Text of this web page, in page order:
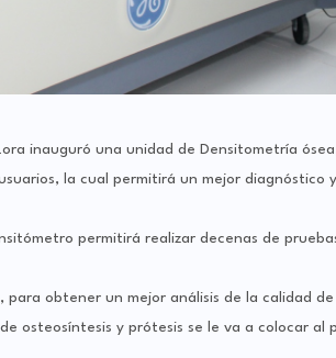
inauguró una unidad de Densitometría
la cual permitirá un mejor diagnóstico y
permitirá realizar decenas de
obtener un mejor análisis de la calidad de
osteosíntesis y prótesis se le va a colocar al